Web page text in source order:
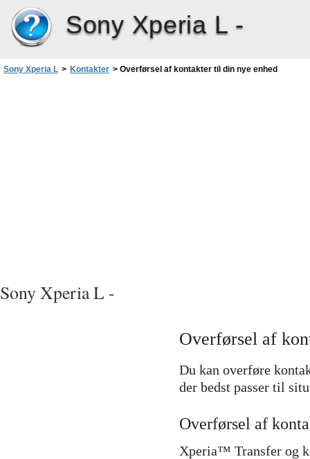
Sony Xperia L -
Sony Xperia L > Kontakter > Overførsel af kontakter til din nye enhed
Sony Xperia L -
Overførsel af
Du kan overføre
der bedst passer til
Overførsel af
Xperia™ Transfer og